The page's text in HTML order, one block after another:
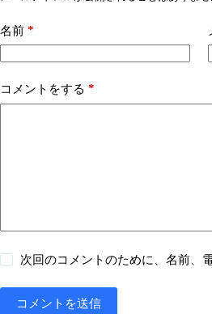
名前 *
コメントをする *
次回のコメントのために、名前、
コメントを送信